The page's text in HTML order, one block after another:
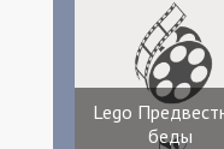
Lego
беды